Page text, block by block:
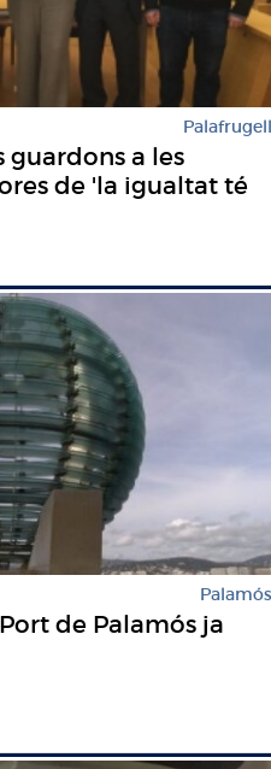
Palafrugell
guardons a les
de 'la igualtat té
Palamós
de Palamós ja